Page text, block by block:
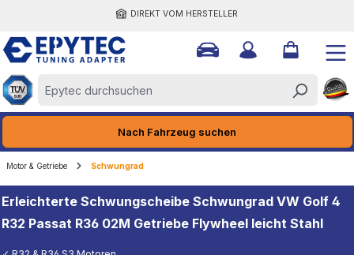
DIREKT VOM HERSTELLER
Nach Fahrzeug suchen
Motor & Getriebe Schwungrad
Erleichterte Schwungscheibe Schwungrad VW Golf 4
R32 Passat R36 02M Getriebe Flywheel leicht Stahl